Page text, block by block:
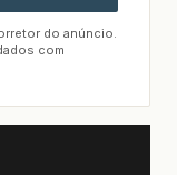
do anúncio.
com